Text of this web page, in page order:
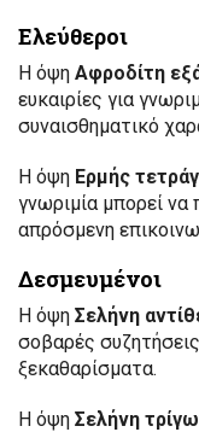
Ελεύθεροι
Η όψη Αφροδίτη
ευκαιρίες για
συναισθηματικό
Η όψη Ερμής
γνωριμία μπορεί
απρόσμενη
Δεσμευμένοι
Η όψη Σελήνη
σοβαρές
ξεκαθαρίσματα.
Η όψη Σελήνη